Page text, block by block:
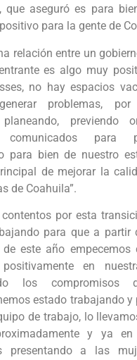
que aseguró es para
para la gente de
relación entre un
es algo muy
no hay espacios
problemas,
previendo
comunicados para
para bien de nuestro
de mejorar la
de Coahuila”.
contentos por esta
para que a partir
de este año empecemos
positivamente en
los compromisos
estado trabajando
de trabajo, lo
y ya
presentando a las